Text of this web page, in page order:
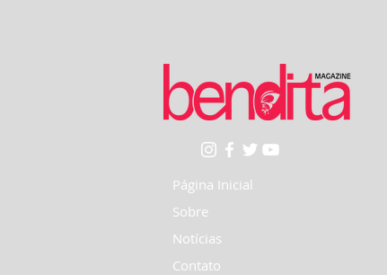
Página Inicial
Sobre
Notícias
Contato